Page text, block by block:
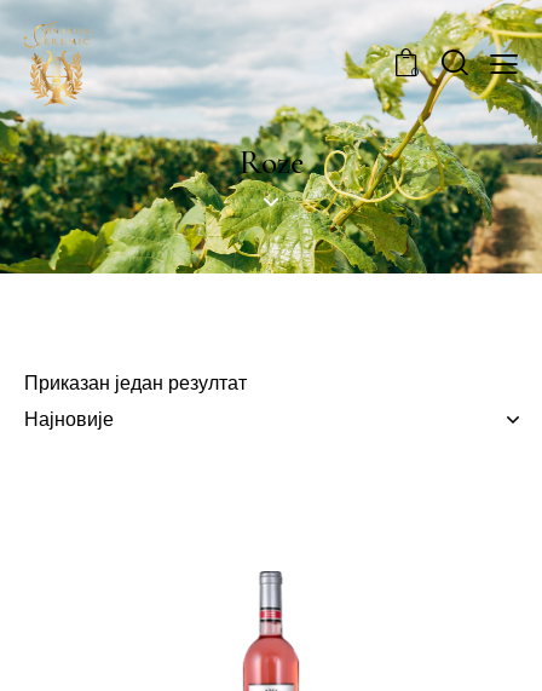
0
Roze
Приказан један резултат